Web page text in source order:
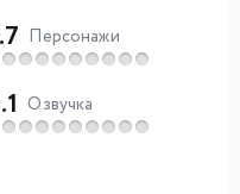
Персонажи
Озвучка